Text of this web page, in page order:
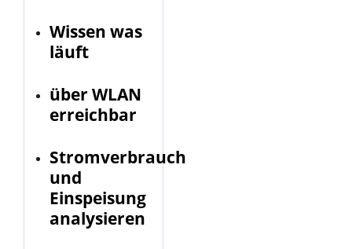
Wissen was
läuft
über WLAN
erreichbar
Stromverbrauch
und
Einspeisung
analysieren